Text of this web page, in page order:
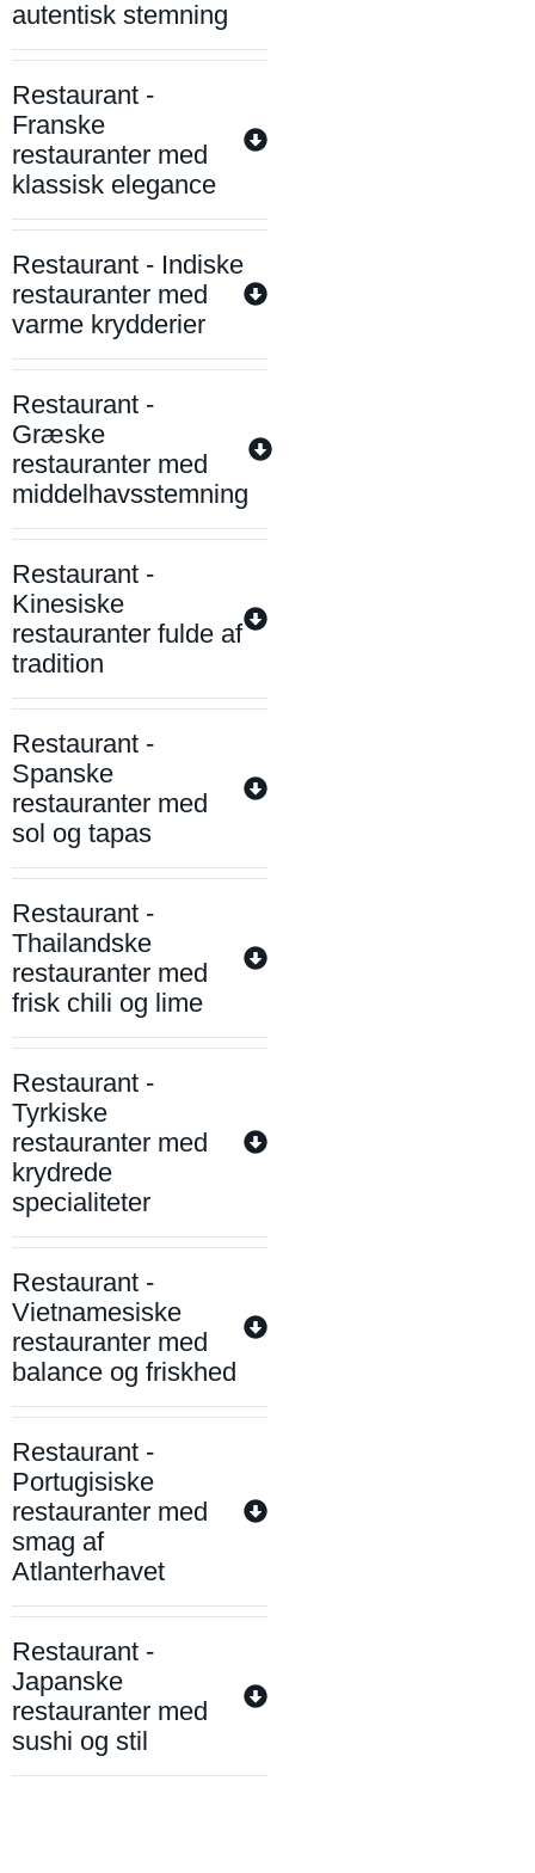
autentisk stemning
Restaurant -
Franske
restauranter med
klassisk elegance
Restaurant - Indiske
restauranter med
varme krydderier
Restaurant -
Græske
restauranter med
middelhavsstemning
Restaurant -
Kinesiske
restauranter fulde af
tradition
Restaurant -
Spanske
restauranter med
sol og tapas
Restaurant -
Thailandske
restauranter med
frisk chili og lime
Restaurant -
Tyrkiske
restauranter med
krydrede
specialiteter
Restaurant -
Vietnamesiske
restauranter med
balance og friskhed
Restaurant -
Portugisiske
restauranter med
smag af
Atlanterhavet
Restaurant -
Japanske
restauranter med
sushi og stil